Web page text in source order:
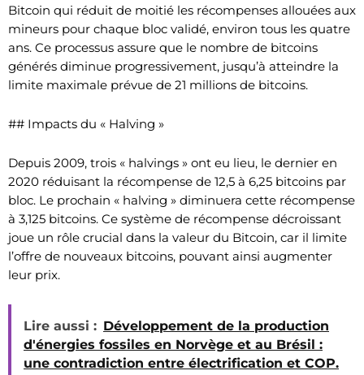
Bitcoin qui réduit de moitié les récompenses allouées aux
mineurs pour chaque bloc validé, environ tous les quatre
ans. Ce processus assure que le nombre de bitcoins
générés diminue progressivement, jusqu’à atteindre la
limite maximale prévue de 21 millions de bitcoins.
## Impacts du « Halving »
Depuis 2009, trois « halvings » ont eu lieu, le dernier en
2020 réduisant la récompense de 12,5 à 6,25 bitcoins par
bloc. Le prochain « halving » diminuera cette récompense
à 3,125 bitcoins. Ce système de récompense décroissant
joue un rôle crucial dans la valeur du Bitcoin, car il limite
l’offre de nouveaux bitcoins, pouvant ainsi augmenter
leur prix.
Lire aussi : Développement de la production
d'énergies fossiles en Norvège et au Brésil :
une contradiction entre électrification et COP.